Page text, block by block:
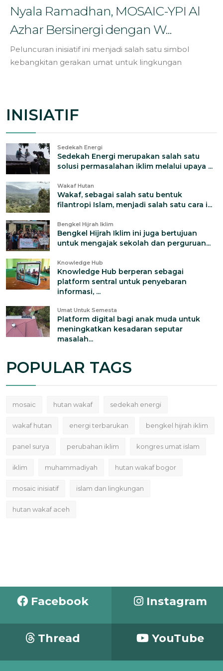
Nyala Ramadhan, MOSAIC-YPI Al
Azhar Bersinergi dengan W...
Peluncuran inisiatif ini menjadi salah satu simbol
kebangkitan gerakan umat untuk lingkungan
INISIATIF
Sedekah Energi
Sedekah Energi merupakan salah satu
solusi permasalahan iklim melalui upaya ...
Wakaf Hutan
Wakaf, sebagai salah satu bentuk
filantropi Islam, menjadi salah satu cara i...
Bengkel Hijrah Iklim
Bengkel Hijrah Iklim ini juga bertujuan
untuk mengajak sekolah dan perguruan...
Knowledge Hub
Knowledge Hub berperan sebagai
platform sentral untuk penyebaran
informasi, ...
Umat Untuk Semesta
Platform digital bagi anak muda untuk
meningkatkan kesadaran seputar
masalah...
POPULAR TAGS
mosaic hutan wakaf sedekah energi
wakaf hutan energi terbarukan bengkel hijrah iklim
panel surya perubahan iklim kongres umat islam
iklim muhammadiyah hutan wakaf bogor
mosaic inisiatif islam dan lingkungan
hutan wakaf aceh
Facebook Instagram
Thread YouTube